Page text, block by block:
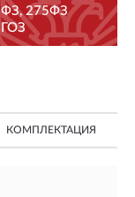
275ФЗ
ГОЗ
КОМПЛЕКТАЦИЯ